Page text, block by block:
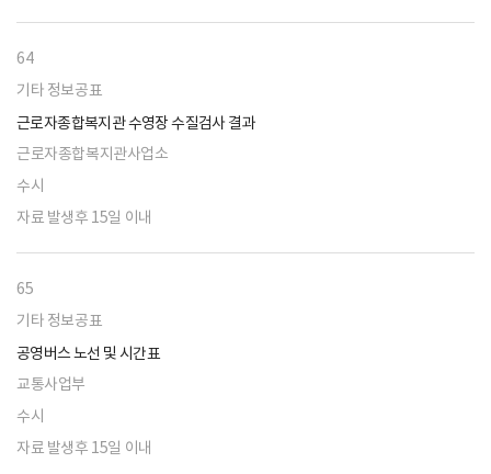
64
기타 정보공표
근로자종합복지관 수영장 수질검사 결과
근로자종합복지관사업소
수시
자료 발생후 15일 이내
65
기타 정보공표
공영버스 노선 및 시간표
교통사업부
수시
자료 발생후 15일 이내